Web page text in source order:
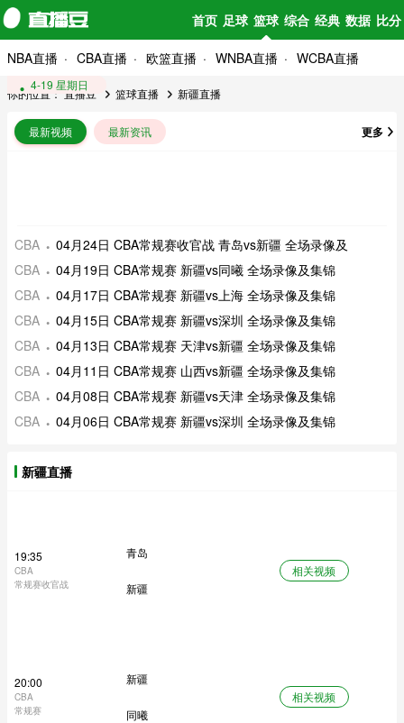
首页 足球 篮球 综合 经典 数据 比分
NBA直播 CBA直播 欧篮直播 WNBA直播 WCBA直播
你的位置：直播豆 篮球直播 新疆直播
更多
最新视频 最新资讯
CBA
04月24日 CBA常规赛收官战 青岛vs新疆 全场录像及
CBA
04月19日 CBA常规赛 新疆vs同曦 全场录像及集锦
CBA
04月17日 CBA常规赛 新疆vs上海 全场录像及集锦
CBA
04月15日 CBA常规赛 新疆vs深圳 全场录像及集锦
CBA
04月13日 CBA常规赛 天津vs新疆 全场录像及集锦
CBA
04月11日 CBA常规赛 山西vs新疆 全场录像及集锦
CBA
04月08日 CBA常规赛 新疆vs天津 全场录像及集锦
CBA
04月06日 CBA常规赛 新疆vs深圳 全场录像及集锦
新疆直播
4-24 星期五
19:35
CBA
常规赛收官战
青岛
新疆
相关视频
4-19 星期日
20:00
CBA
常规赛
新疆
同曦
相关视频